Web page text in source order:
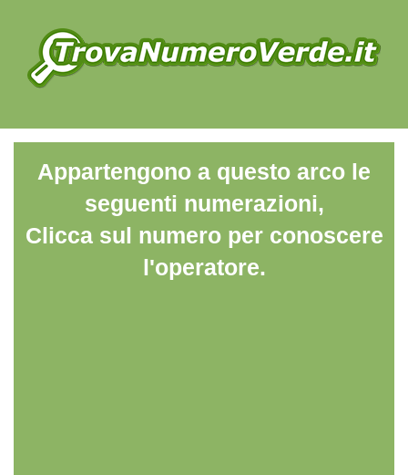
Appartengono a questo arco le
seguenti numerazioni,
Clicca sul numero per conoscere
l'operatore.